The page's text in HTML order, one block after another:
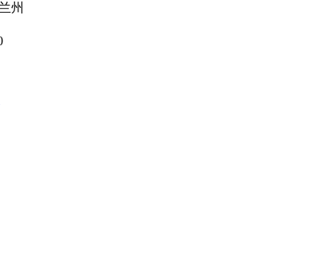
州